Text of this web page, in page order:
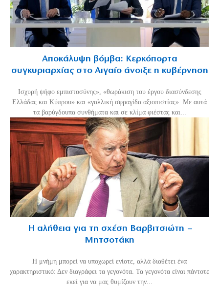
Αποκάλυψη βόμβα: Κερκόπορτα
συγκυριαρχίας στο Αιγαίο άνοιξε η κυβέρνηση
Ισχυρή ψήφο εμπιστοσύνης», «θωράκιση του έργου διασύνδεσης
Ελλάδας και Κύπρου» και «γαλλική σφραγίδα αξιοπιστίας». Με αυτά
τα βαρύγδουπα συνθήματα και σε κλίμα φιέστας και...
Η αλήθεια για τη σχέση Βαρβιτσιώτη –
Μητσοτάκη
H μνήμη μπορεί να υποχωρεί ενίοτε, αλλά διαθέτει ένα
χαρακτηριστικό: Δεν διαγράφει τα γεγονότα. Τα γεγονότα είναι πάντοτε
εκεί για να μας θυμίζουν την...